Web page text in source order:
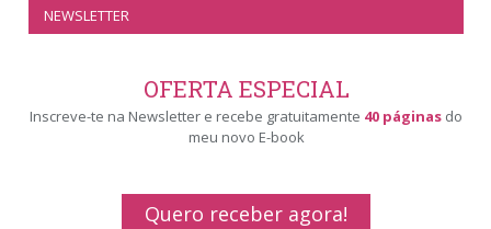
NEWSLETTER
OFERTA ESPECIAL
Inscreve-te na Newsletter e recebe gratuitamente 40 páginas do
meu novo E-book
Quero receber agora!